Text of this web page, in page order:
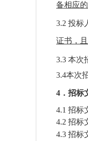
备相应
3.2 投标
证书，
3.3 本次
3.4本次
4．招标
4.1 招标
4.2 招标
4.3 招标